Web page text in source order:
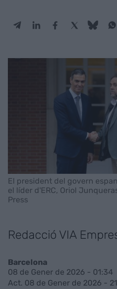
El president del govern
el líder d'ERC, Oriol
Press
Redacció VIA
Barcelona
08 de Gener de 2026 - 01:34
Act. 08 de Gener de 2026 -